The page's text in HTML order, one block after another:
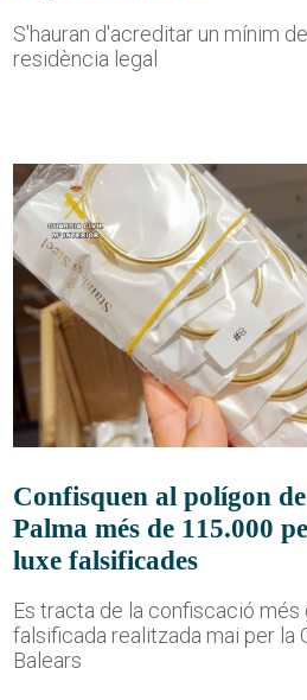
S'hauran d'acreditar un mínim
residència legal
Confisquen al polígon
Palma més de 115.000
luxe falsificades
Es tracta de la confiscació més
falsificada realitzada mai per la
Balears